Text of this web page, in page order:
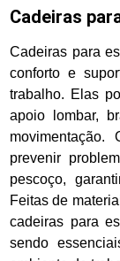
Cadeiras
Cadeiras para
conforto e
trabalho. Elas
apoio lombar,
prevenir
pescoço,
Feitas de
cadeiras para
sendo